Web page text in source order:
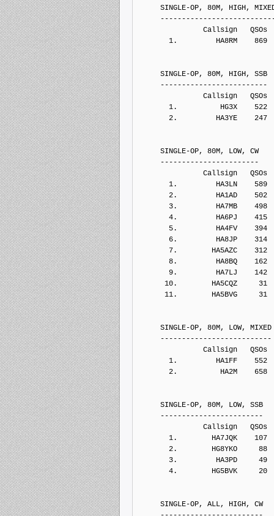
SINGLE-OP, 80M, HIGH,
Callsign   QSOs  Points
1.         HA8RM    869
SINGLE-OP, 80M, HIGH, SSB
-------------------------
Callsign   QSOs  Points
1.          HG3X    522
2.         HA3YE    247
SINGLE-OP, 80M, LOW, CW
-----------------------
Callsign   QSOs  Points
1.         HA3LN    589
2.         HA1AD    502
3.         HA7MB    498
4.         HA6PJ    415
5.         HA4FV    394
6.         HA8JP    314
7.        HA5AZC    312
8.         HA8BQ    162
9.         HA7LJ    142
10.        HA5CQZ     31
11.        HA5BVG     31
SINGLE-OP, 80M, LOW, MIXED
--------------------------
Callsign   QSOs  Points
1.         HA1FF    552
2.          HA2M    658
SINGLE-OP, 80M, LOW, SSB
------------------------
Callsign   QSOs  Points
1.        HA7JQK    107
2.        HG8YKO     88
3.         HA3PD     49
4.        HG5BVK     20
SINGLE-OP, ALL, HIGH, CW